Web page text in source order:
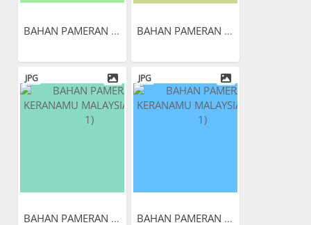
BAHAN PAMERAN KERANAMU... BAHAN PAMERAN KERANAMU...
JPG
BAHAN PAMERAN KERANAMU...
JPG
BAHAN PAMERAN KERANAMU...